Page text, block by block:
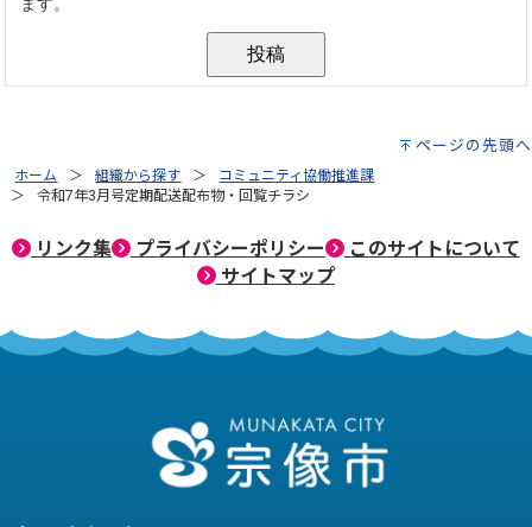
ページの先頭へ
ホーム 組織から探す
コミュニティ協働推進課
令和7年3月号定期配送配布物・回覧チラシ
リンク集 プライバシーポリシー
このサイトについて
サイトマップ